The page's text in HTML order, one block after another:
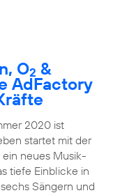
O2 &
AdFactory
2020 ist
startet mit der
neues Musik-
tiefe Einblicke in
Sängern und